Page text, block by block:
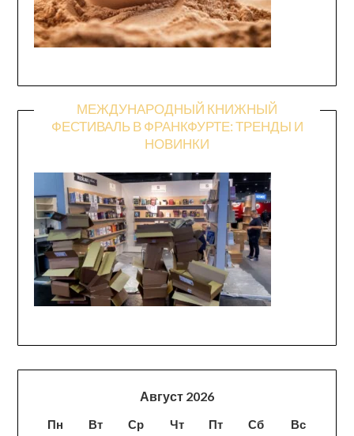
МЕЖДУНАРОДНЫЙ КНИЖНЫЙ
ФЕСТИВАЛЬ В ФРАНКФУРТЕ: ТРЕНДЫ И
НОВИНКИ
Август 2026
Пн Вт Ср Чт Пт Сб Вс